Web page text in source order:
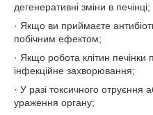
дегенеративні зміни в печінці;
· Якщо ви приймаєте
побічним ефектом;
· Якщо робота клітин
інфекційне захворювання;
· У разі токсичного отруєння
ураження органу;